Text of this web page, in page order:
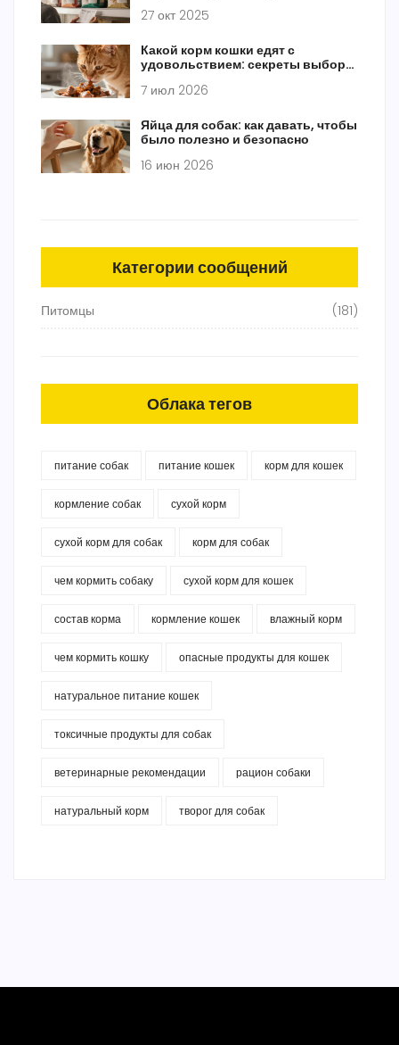
27 окт 2025
Какой корм кошки едят с
удовольствием: секреты выбора
7 июл 2026
Яйца для собак: как давать, чтобы
было полезно и безопасно
16 июн 2026
Категории сообщений
Питомцы (181)
Облака тегов
питание собак питание кошек корм для кошек
кормление собак сухой корм
сухой корм для собак корм для собак
чем кормить собаку сухой корм для кошек
состав корма кормление кошек влажный корм
чем кормить кошку опасные продукты для кошек
натуральное питание кошек
токсичные продукты для собак
ветеринарные рекомендации рацион собаки
натуральный корм творог для собак